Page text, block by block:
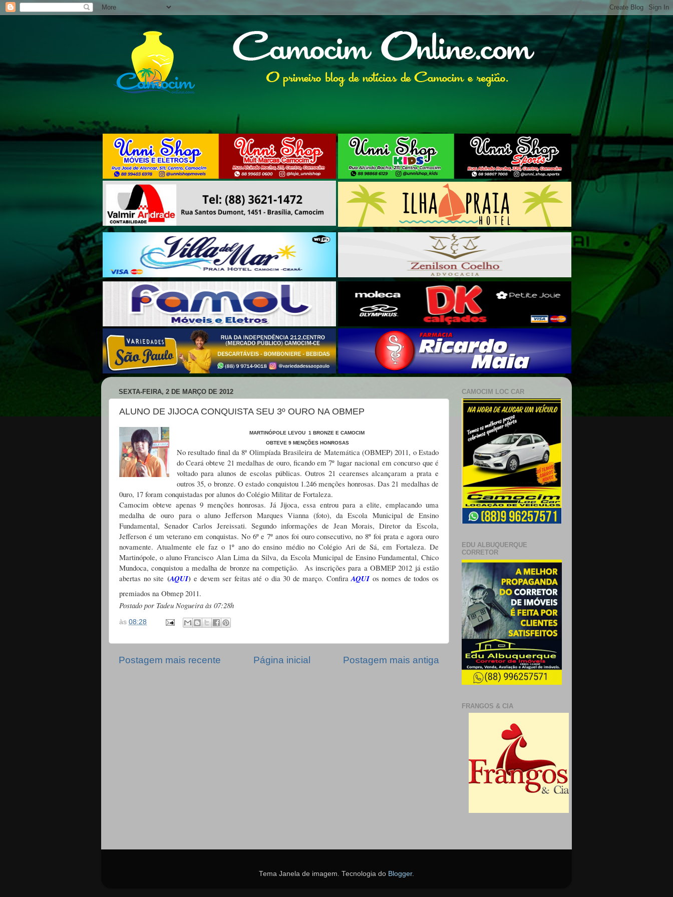
SEXTA-FEIRA, 2 DE MARÇO DE 2012
ALUNO DE JIJOCA CONQUISTA SEU 3º OURO NA OBMEP
MARTINÓPOLE LEVOU 1 BRONZE E CAMOCIM
OBTEVE 9 MENÇÕES HONROSAS
No resultado final da 8ª Olimpíada Brasileira de Matemática (OBMEP) 2011, o Estado
do Ceará obteve 21 medalhas de ouro, ficando em 7º lugar nacional em concurso que é
voltado para alunos de escolas públicas. Outros 21 cearenses alcançaram a prata e
outros 35, o bronze. O estado conquistou 1.246 menções honrosas. Das 21 medalhas de
0uro, 17 foram conquistadas por alunos do Colégio Militar de Fortaleza.
Camocim obteve apenas 9 menções honrosas. Já Jijoca, essa entrou para a elite, emplacando uma
medalha de ouro para o aluno Jefferson Marques Vianna (foto), da Escola Municipal de Ensino
Fundamental, Senador Carlos Jereissati. Segundo informações de Jean Morais, Diretor da Escola,
Jefferson é um veterano em conquistas. No 6º e 7º anos foi ouro consecutivo, no 8º foi prata e agora ouro
novamente. Atualmente ele faz o 1º ano do ensino médio no Colégio Ari de Sá, em Fortaleza. De
Martinópole, o aluno Francisco Alan Lima da Silva, da Escola Municipal de Ensino Fundamental, Chico
Mundoca, conquistou a medalha de bronze na competição. As inscrições para a OBMEP 2012 já estão
abertas no site (AQUI)e devem ser feitas até o dia 30 de março. ConfiraAQUI os nomes de todos os
premiados na Obmep 2011.
Postado por Tadeu Nogueira às 07:28h
às 08:28
Postagem mais recente Postagem mais antiga
Página inicial
CAMOCIM LOC CAR
EDU ALBUQUERQUE
CORRETOR
FRANGOS & CIA
Tema Janela de imagem. Tecnologia do Blogger.